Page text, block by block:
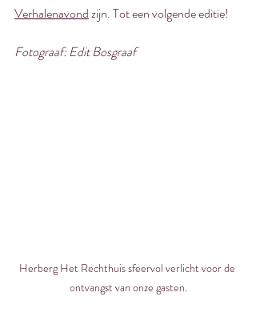
Verhalenavond zijn. Tot een volgende editie!
Fotograaf: Edit Bosgraaf
Herberg Het Rechthuis sfeervol verlicht voor de
ontvangst van onze gasten.